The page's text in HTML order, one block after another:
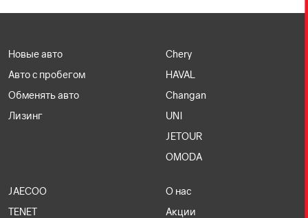
Новые авто
Авто с пробегом
Обменять авто
Лизинг
Chery
HAVAL
Changan
UNI
JETOUR
OMODA
JAECOO
TENET
О нас
Акции